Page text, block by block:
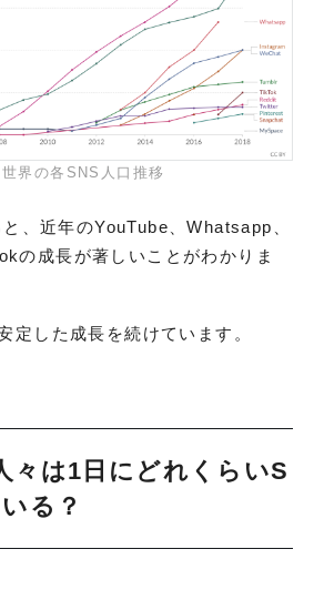
界の各SNS人口推移
と、近年のYouTube、Whatsapp、
の成長が著しいことがわかりま
定した成長を続けています。
々は1日にどれくらいS
る？